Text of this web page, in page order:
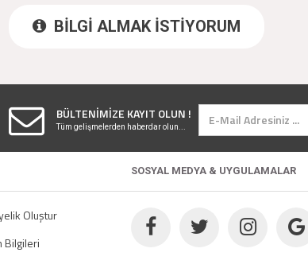
BİLGİ ALMAK İSTİYORUM
BÜLTENİMİZE KAYIT OLUN !
Tüm gelişmelerden haberdar olun...
SOSYAL MEDYA & UYGULAMALAR
Oluştur
Bilgileri